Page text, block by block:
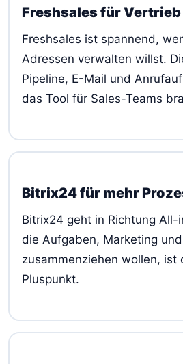
Freshsales für
Freshsales ist spannend,
Adressen verwalten willst.
Pipeline, E-Mail und
das Tool für Sales-Teams
Bitrix24 für mehr
Bitrix24 geht in Richtung All-
die Aufgaben, Marketing und
zusammenziehen wollen, ist
Pluspunkt.